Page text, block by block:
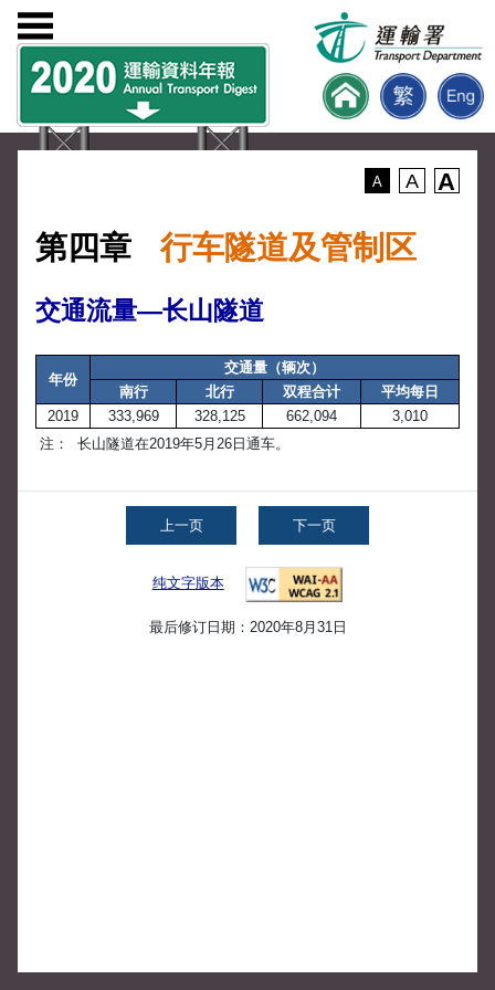
A A A
第四章 行车隧道及管制区
交通流量—长山隧道
年份
交通量（辆次）
南行
北行 双程合计
平均每日
2019
333,969 328,125 662,094
3,010
注：
长山隧道在2019年5月26日通车。
上一页 下一页
纯文字版本
最后修订日期：2020年8月31日